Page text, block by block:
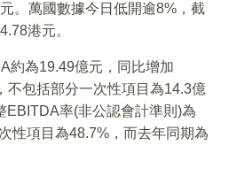
。萬國數據今日低開逾8%，截
港元。
約為19.49億元，同比增加
不包括部分一次性項目為14.3億
EBITDA率(非公認會計準則)為
性項目為48.7%，而去年同期為